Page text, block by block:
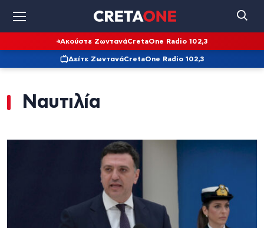
Ακούστε ΖωντανάCretaOne Radio 102,3
Δείτε ΖωντανάCretaOne Radio 102,3
Ναυτιλία